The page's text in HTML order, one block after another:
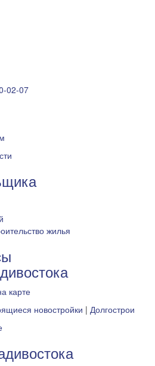
02-07
жилья
карте
новостройки | Долгострои